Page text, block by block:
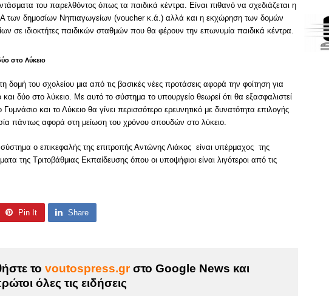
του παρελθόντος όπως τα παιδικά κέντρα. Είναι πιθανό να σχεδιάζεται η
των δημοσίων Νηπιαγωγείων (voucher κ.ά.) αλλά και η εκχώρηση των δομών
σε ιδιοκτήτες παιδικών σταθμών που θα φέρουν την επωνυμία παιδικά κέντρα.
στο Λύκειο
δομή του σχολείου μια από τις βασικές νέες προτάσεις αφορά την φοίτηση για
δύο στο λύκειο. Με αυτό το σύστημα το υπουργείο θεωρεί ότι θα εξασφαλιστεί
και το Λύκειο θα γίνει περισσότερο ερευνητικό με δυνατότητα επιλογής
πάντως αφορά στη μείωση του χρόνου σπουδών στο λύκειο.
ο επικεφαλής της επιτροπής Αντώνης Λιάκος είναι υπέρμαχος της
της Τριτοβάθμιας Εκπαίδευσης όπου οι υποψήφιοι είναι λιγότεροι από τις
Pin It Share
τοvoutospress.grστο Google News και
όλες τις ειδήσεις